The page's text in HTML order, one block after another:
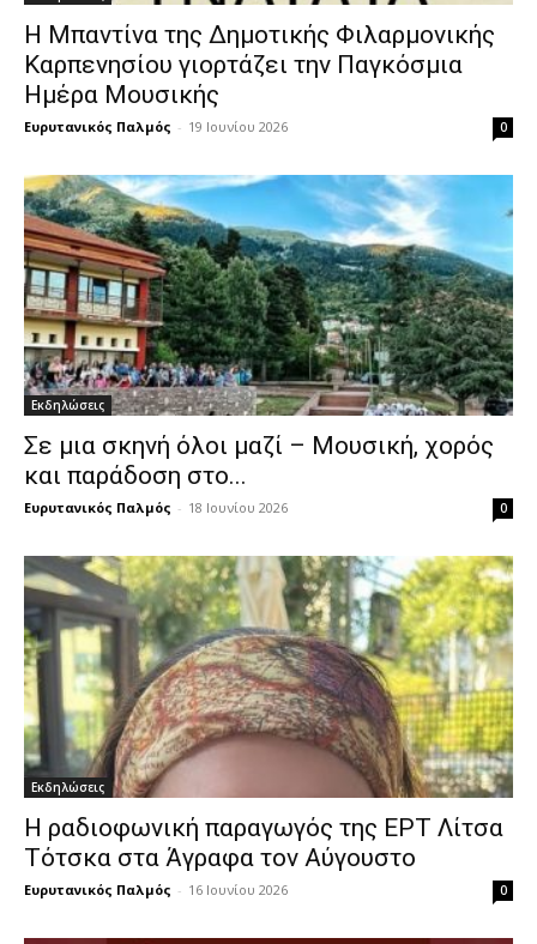
Η Μπαντίνα της Δημοτικής Φιλαρμονικής
Καρπενησίου γιορτάζει την Παγκόσμια
Ημέρα Μουσικής
Ευρυτανικός Παλμός - 19 Ιουνίου 2026 0
Εκδηλώσεις
Σε μια σκηνή όλοι μαζί – Μουσική, χορός
και παράδοση στο...
Ευρυτανικός Παλμός - 18 Ιουνίου 2026 0
Εκδηλώσεις
Η ραδιοφωνική παραγωγός της ΕΡΤ Λίτσα
Τότσκα στα Άγραφα τον Αύγουστο
Ευρυτανικός Παλμός - 16 Ιουνίου 2026 0